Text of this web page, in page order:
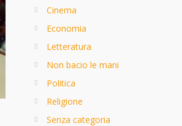
Cinema
Economia
Letteratura
Non bacio le mani
Politica
Religione
Senza categoria